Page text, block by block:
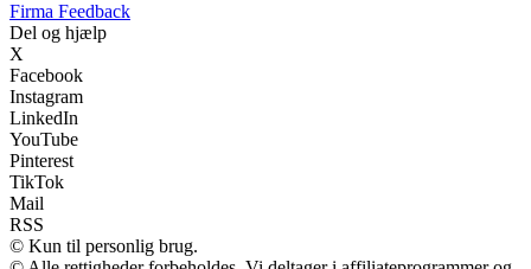
Firma Feedback
Del og hjælp
X
Facebook
Instagram
LinkedIn
YouTube
Pinterest
TikTok
Mail
RSS
© Kun til personlig brug.